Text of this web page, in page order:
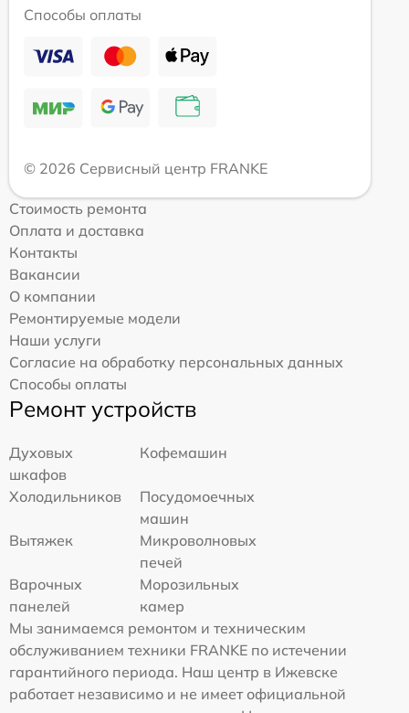
Способы оплаты
© 2026 Сервисный центр FRANKE
Стоимость ремонта
Оплата и доставка
Контакты
Вакансии
О компании
Ремонтируемые модели
Наши услуги
Согласие на обработку персональных данных
Способы оплаты
Ремонт устройств
Духовых
шкафов
Кофемашин
Холодильников
Посудомоечных
машин
Вытяжек
Микроволновых
печей
Варочных
панелей
Морозильных
камер
Мы занимаемся ремонтом и техническим
обслуживанием техники FRANKE по истечении
гарантийного периода. Наш центр в Ижевске
работает независимо и не имеет официальной